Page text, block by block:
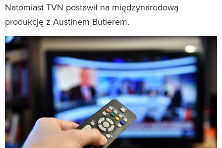
Natomiast TVN postawił na międzynarodową
produkcję z Austinem Butlerem.